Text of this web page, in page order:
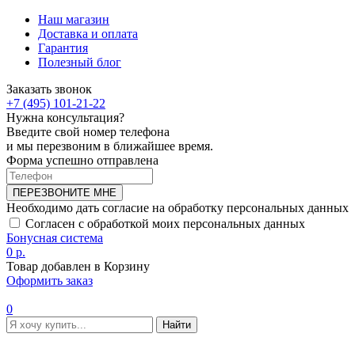
Наш магазин
Доставка и оплата
Гарантия
Полезный блог
Заказать звонок
+7 (495) 101-21-22
Нужна консультация?
Введите свой номер телефона
и мы перезвоним в ближайшее время.
Форма успешно отправлена
ПЕРЕЗВОНИТЕ МНЕ
Необходимо дать согласие на обработку персональных данных
Согласен с обработкой моих персональных данных
Бонусная система
0 р.
Товар добавлен в Корзину
Оформить заказ
0
Найти